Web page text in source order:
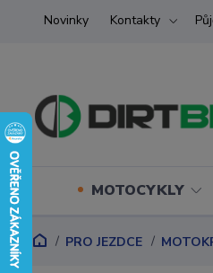
Novinky Kontakty
MOTOCYKLY
PRO JEZDCE